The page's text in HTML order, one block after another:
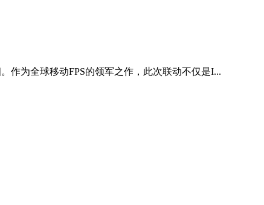
作为全球移动FPS的领军之作，此次联动不仅是I...